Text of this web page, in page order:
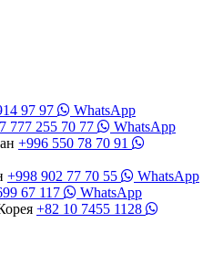
97 97
WhatsApp
777 255 70 77
WhatsApp
+996 550 78 70 91
+998 902 77 70 55
WhatsApp
67 117
WhatsApp
+82 10 7455 1128